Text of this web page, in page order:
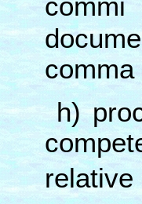
h)